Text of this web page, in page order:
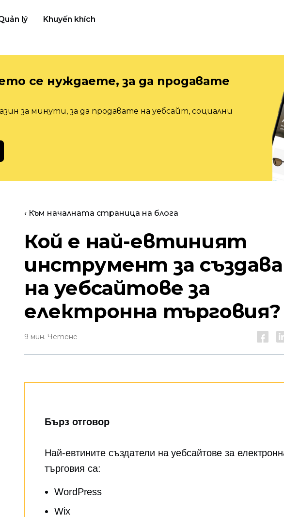
lý Khuyến khích
се нуждаете, за да продавате
за минути, за да продавате на уебсайт, социални
‹ Към началната страница на блога
Кой е най-евтиният
инструмент за
на уебсайтове за
електронна търговия?
9 мин. Четене
Бърз отговор
Най-евтините създатели на уебсайтове за
търговия са:
WordPress
Wix